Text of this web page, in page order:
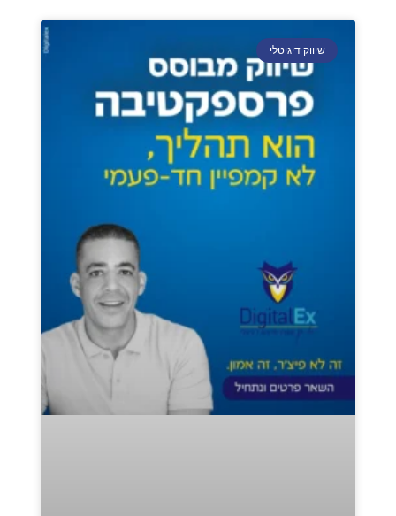
שיווק דיגיטלי